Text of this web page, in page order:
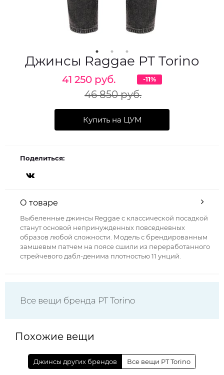
Джинсы Raggae PT Torino
41 250 руб.
46 850 руб.
-11%
Купить на ЦУМ
Поделиться:
О товаре
Выбеленные джинсы Reggae с классической посадкой
станут основой непринужденных повседневных
образов любой сложности. Модель с брендированным
замшевым патчем на поясе сшили из переработанного
стрейчевого дабл-денима плотностью 11 унций.
Все вещи бренда PT Torino
Похожие вещи
Джинсы других брендов Все вещи PT Torino